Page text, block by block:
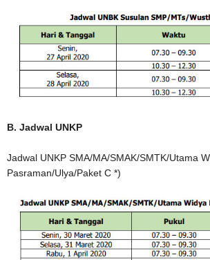
B. Jadwal UNKP
Jadwal UNKP SMA/MA/SMAK/SMTK/Utama
Pasraman/Ulya/Paket C *)